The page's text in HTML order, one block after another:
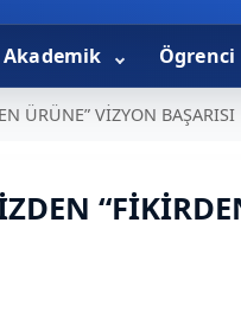
Akademik Ögrenci
ÜRÜNE” VİZYON BAŞARISI